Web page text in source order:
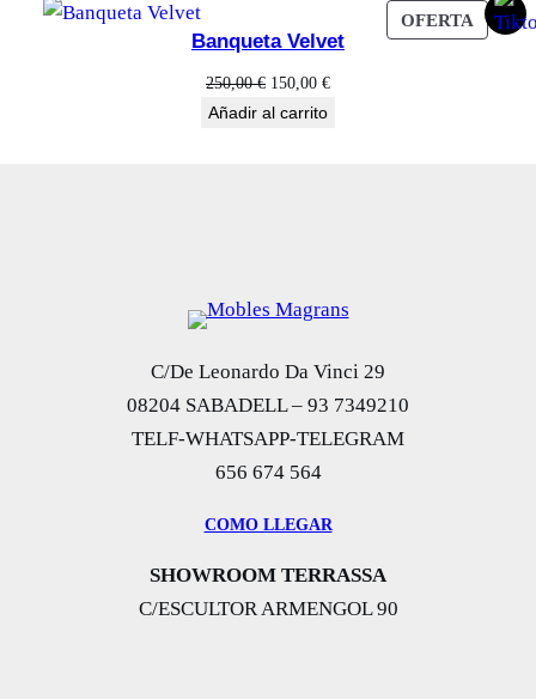
OFERTA
Banqueta Velvet
250,00€ El
precio
150,00 €El
Añadir al carrito
C/De Leonardo Da Vinci 29
08204 SABADELL – 93 7349210
TELF-WHATSAPP-TELEGRAM
656 674 564
COMO LLEGAR
SHOWROOM TERRASSA
C/ESCULTOR ARMENGOL 90